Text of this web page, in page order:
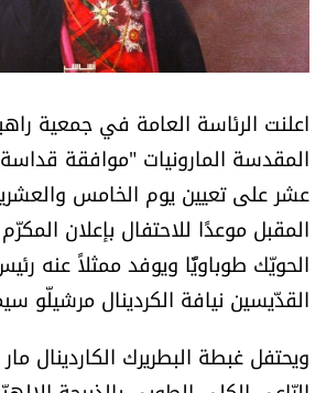
نداء القرّاء
كتّابنا
تحت المجهر
آراء
اقتصاد
اعلنت الرئاسة العامة في جمعية
المقدسة المارونيات "موافقة قداسة
عشر على تعيين يوم الخامس
المقبل موعدًا للاحتفال بإعلان
الحويّك طوباويًّا ويوفد ممثلاً عنه
القدّيسين نيافة الكردينال مرشيلّو
ويحتفل غبطة البطريرك الكاردينال